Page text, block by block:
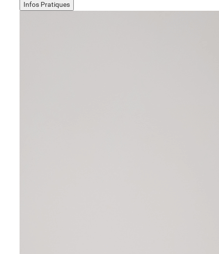
Infos Pratiques